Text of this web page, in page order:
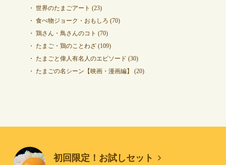
世界のたまごアート (23)
食べ物ジョーク・おもしろ (70)
鶏さん・鳥さんのコト (70)
たまご・鶏のことわざ(109)
たまごと偉人有名人のエピソード (30)
たまごの名シーン【映画・漫画編】
(20)
初回限定！お試しセット